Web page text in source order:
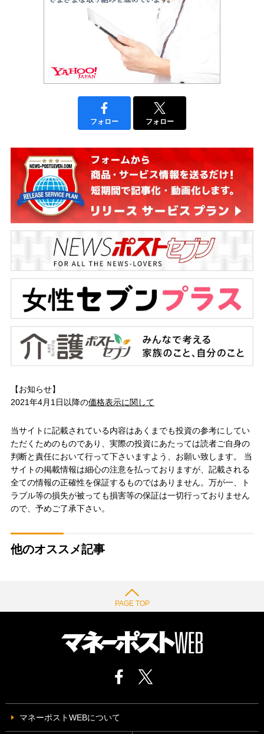
フォロー フォロー
【お知らせ】
2021年4月1日以降の価格表示に関して
当サイトに記載されている内容はあくまでも投資の参考にしてい
ただくためのものであり、実際の投資にあたっては読者ご自身の
判断と責任において行って下さいますよう、お願い致します。 当
サイトの掲載情報は細心の注意を払っておりますが、記載される
全ての情報の正確性を保証するものではありません。万が一、ト
ラブル等の損失が被っても損害等の保証は一切行っておりません
ので、予めご了承下さい。
他のオススメ記事
PAGE TOP
マネーポストWEBについて